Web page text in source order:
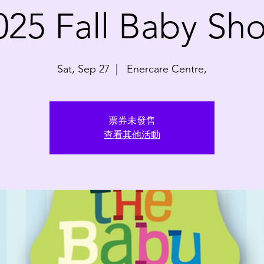
Fall Baby
Sat, Sep 27 Enercare Centre,
票券未發售
查看其他活動